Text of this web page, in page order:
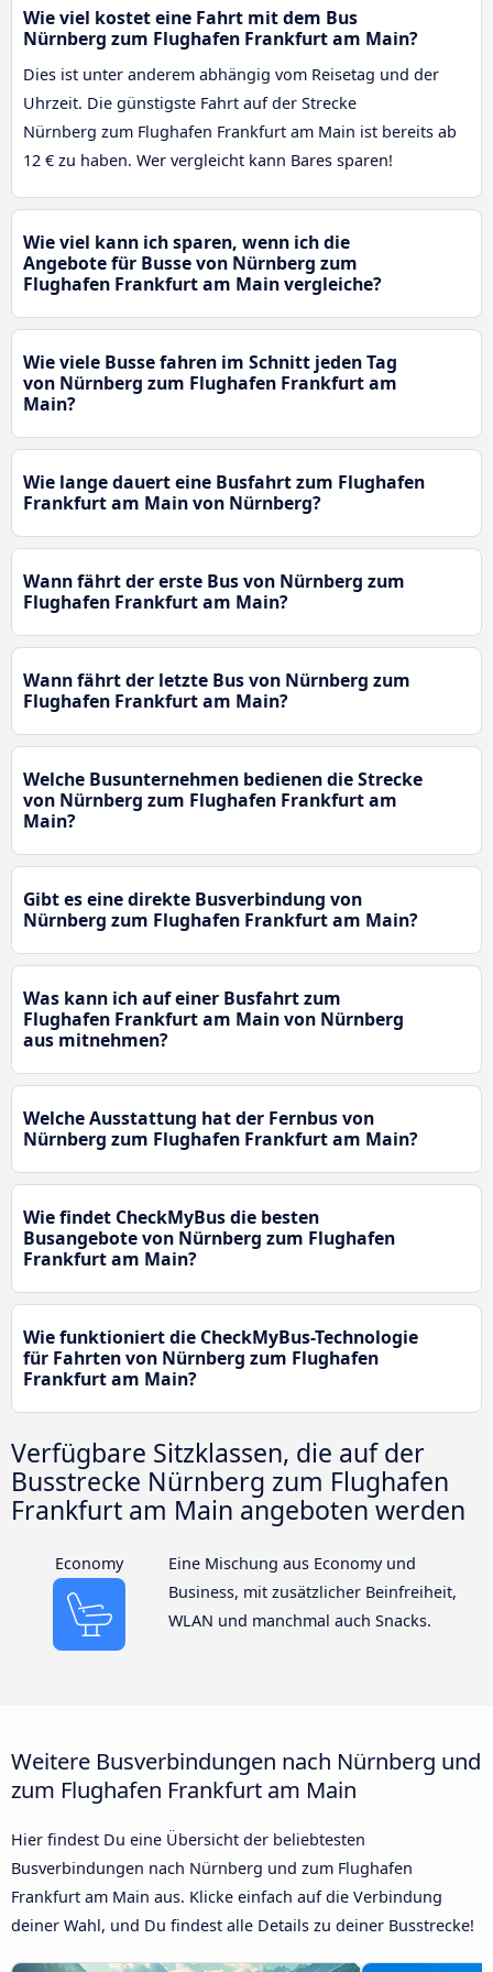
Wie viel kostet eine Fahrt mit dem Bus
Nürnberg zum Flughafen Frankfurt am Main?
Dies ist unter anderem abhängig vom Reisetag und der
Uhrzeit. Die günstigste Fahrt auf der Strecke
Nürnberg zum Flughafen Frankfurt am Main ist bereits ab
12 € zu haben. Wer vergleicht kann Bares sparen!
Wie viel kann ich sparen, wenn ich die
Angebote für Busse von Nürnberg zum
Flughafen Frankfurt am Main vergleiche?
Wie viele Busse fahren im Schnitt jeden Tag
von Nürnberg zum Flughafen Frankfurt am
Main?
Wie lange dauert eine Busfahrt zum Flughafen
Frankfurt am Main von Nürnberg?
Wann fährt der erste Bus von Nürnberg zum
Flughafen Frankfurt am Main?
Wann fährt der letzte Bus von Nürnberg zum
Flughafen Frankfurt am Main?
Welche Busunternehmen bedienen die Strecke
von Nürnberg zum Flughafen Frankfurt am
Main?
Gibt es eine direkte Busverbindung von
Nürnberg zum Flughafen Frankfurt am Main?
Was kann ich auf einer Busfahrt zum
Flughafen Frankfurt am Main von Nürnberg
aus mitnehmen?
Welche Ausstattung hat der Fernbus von
Nürnberg zum Flughafen Frankfurt am Main?
Wie findet CheckMyBus die besten
Busangebote von Nürnberg zum Flughafen
Frankfurt am Main?
Wie funktioniert die CheckMyBus-Technologie
für Fahrten von Nürnberg zum Flughafen
Frankfurt am Main?
Verfügbare Sitzklassen, die auf der
Busstrecke Nürnberg zum Flughafen
Frankfurt am Main angeboten werden
Economy
Eine Mischung aus Economy und
Business, mit zusätzlicher Beinfreiheit,
WLAN und manchmal auch Snacks.
Weitere Busverbindungen nach Nürnberg und
zum Flughafen Frankfurt am Main
Hier findest Du eine Übersicht der beliebtesten
Busverbindungen nach Nürnberg und zum Flughafen
Frankfurt am Main aus. Klicke einfach auf die Verbindung
deiner Wahl, und Du findest alle Details zu deiner Busstrecke!